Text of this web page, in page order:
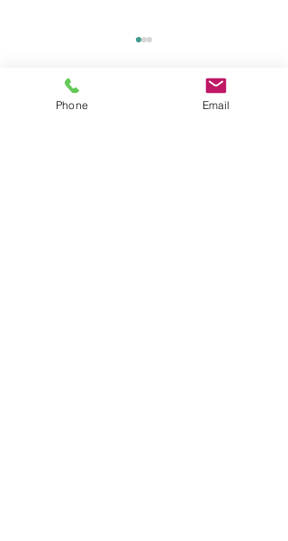
コメントPhone Email